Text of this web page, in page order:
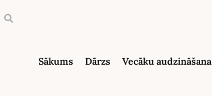
Sākums Dārzs Vecāku audzināšana